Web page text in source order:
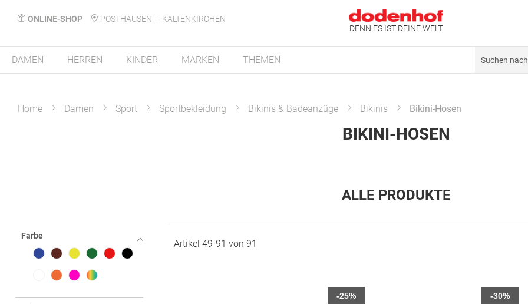
ONLINE-SHOP POSTHAUSEN
KALTENKIRCHEN
DENN ES IST DEINE WELT
DAMEN HERREN KINDER MARKEN THEMEN
Home Damen Sport Sportbekleidung Bikinis & Badeanzüge Bikinis Bikini-Hosen
BIKINI-HOSEN
ALLE PRODUKTE
Farbe
Artikel 49-91 von 91
-25% -30%